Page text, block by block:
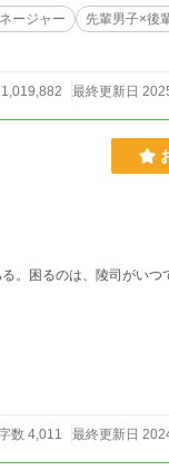
なく——。 「これは警告だよ」
「仲が良いだけの先輩に
ージャー
先輩男子×後
最終更新日
。困るのは、陵司がいつ
数 4,011 最終更新日